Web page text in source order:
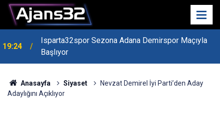
19:24
Isparta32spor Sezona Adana Demirspor Maçıyla
19:22 Isparta Kredi Batağında
Anasayfa Siyaset
Nevzat Demirel İyi Parti’den Aday
Adaylığını Açıklıyor